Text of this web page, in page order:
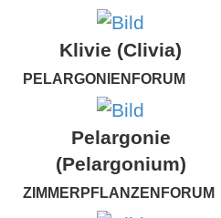
Klivie (Clivia)
PELARGONIENFORUM
Pelargonie
(Pelargonium)
ZIMMERPFLANZENFORUM